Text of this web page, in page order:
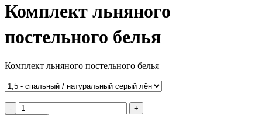
Комплект льняного
постельного белья
Комплект льняного постельного белья
-
+